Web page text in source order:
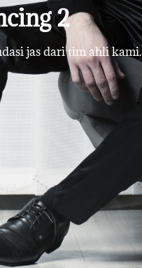
2
jas dari tim ahli kami.